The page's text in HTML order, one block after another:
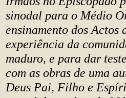
sinodal para o Médio
ensinamento dos Actos
experiência da
maduro, e para dar
com as obras de uma
Deus Pai, Filho e